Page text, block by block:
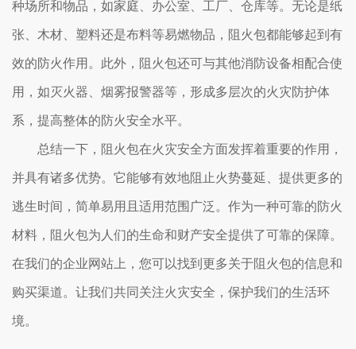
种场所和物品，如家庭、办公室、工厂、仓库等。无论是纸
张、木材、塑料还是布料等易燃物品，阻火包都能够起到有
效的防火作用。此外，阻火包还可与其他消防设备相配合使
用，如灭火器、烟雾报警器等，形成多层次的火灾防护体
系，提高整体的防火安全水平。
总结一下，阻火包在火灾安全方面发挥着重要的作用，
并具有诸多优势。它能够有效地阻止火势蔓延、提供更多的
逃生时间，简单易用且适用范围广泛。作为一种可靠的防火
材料，阻火包为人们的生命和财产安全提供了可靠的保障。
在我们的企业网站上，您可以找到更多关于阻火包的信息和
购买渠道。让我们共同关注火灾安全，保护我们的生活环
境。